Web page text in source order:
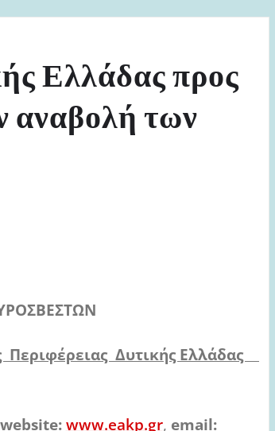
Ελλάδας προς
αναβολή των
Ν
Δυτικής Ελλάδας
website: www.eakp.gr, email: